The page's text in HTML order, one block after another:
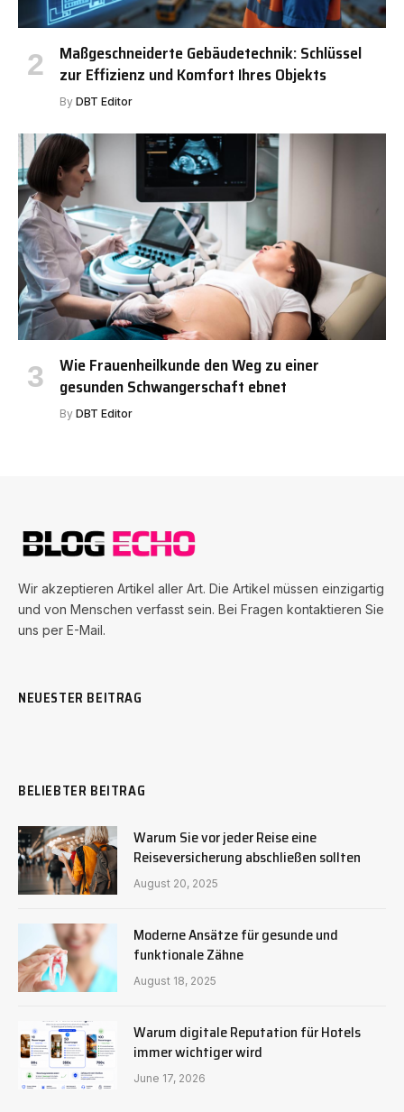
Maßgeschneiderte Gebäudetechnik: Schlüssel
zur Effizienz und Komfort Ihres Objekts
By DBT Editor
Wie Frauenheilkunde den Weg zu einer
gesunden Schwangerschaft ebnet
By DBT Editor
Wir akzeptieren Artikel aller Art. Die Artikel müssen einzigartig
und von Menschen verfasst sein. Bei Fragen kontaktieren Sie
uns per E-Mail.
NEUESTER BEITRAG
BELIEBTER BEITRAG
Warum Sie vor jeder Reise eine
Reiseversicherung abschließen sollten
August 20, 2025
Moderne Ansätze für gesunde und
funktionale Zähne
August 18, 2025
Warum digitale Reputation für Hotels
immer wichtiger wird
June 17, 2026